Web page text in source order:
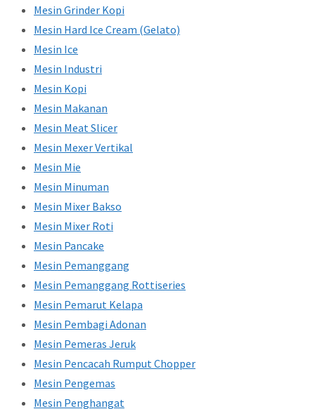
Mesin Grinder Kopi
Mesin Hard Ice Cream (Gelato)
Mesin Ice
Mesin Industri
Mesin Kopi
Mesin Makanan
Mesin Meat Slicer
Mesin Mexer Vertikal
Mesin Mie
Mesin Minuman
Mesin Mixer Bakso
Mesin Mixer Roti
Mesin Pancake
Mesin Pemanggang
Mesin Pemanggang Rottiseries
Mesin Pemarut Kelapa
Mesin Pembagi Adonan
Mesin Pemeras Jeruk
Mesin Pencacah Rumput Chopper
Mesin Pengemas
Mesin Penghangat